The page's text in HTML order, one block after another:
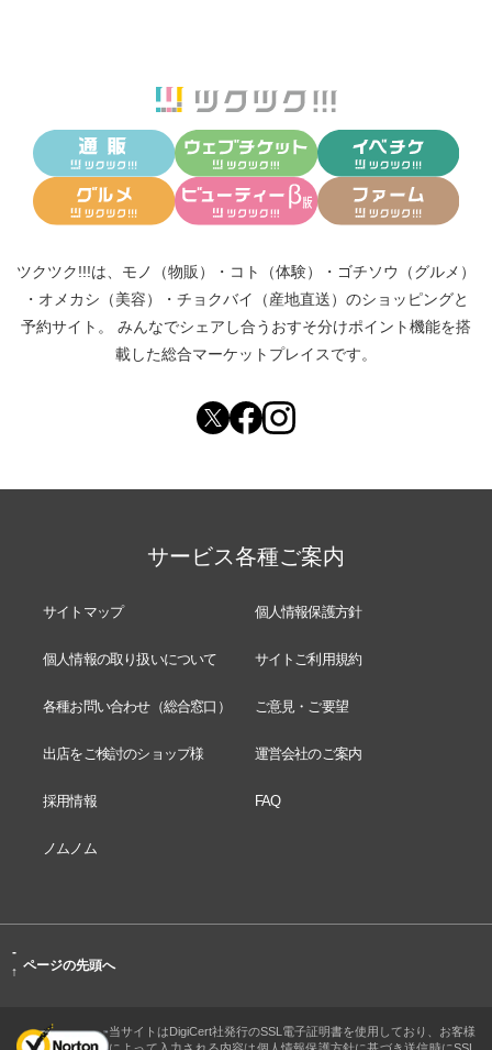
ツクツク!!!は、 モノ（物販） ・ コト（体験） ・ ゴチソウ（グルメ）
・ オメカシ（美容） ・ チョクバイ（産地直送） のショッピングと
予約サイト。
みんなでシェアし合う おすそ分けポイント機能を搭
載した総合マーケットプレイスです。
サービス各種ご案内
サイトマップ 個人情報保護方針
個人情報の取り扱いについて サイトご利用規約
各種お問い合わせ（総合窓口） ご意見・ご要望
出店をご検討のショップ様 運営会社のご案内
採用情報 FAQ
ノムノム
-
↑ ページの先頭へ
当サイトはDigiCert社発行のSSL電子証明書を使用しており、お客様